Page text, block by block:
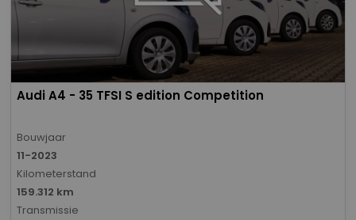
Audi A4 - 35 TFSI S edition Competition
Bouwjaar
11-2023
Kilometerstand
159.312 km
Transmissie